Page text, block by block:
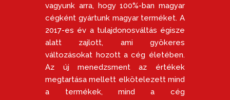
vagyunk arra, hogy 100%-ban magyar
cégként gyártunk magyar terméket. A
2017-es év a tulajdonosváltás égisze
alatt zajlott, ami gyökeres
változásokat hozott a cég életében.
Az új menedzsment az értékek
megtartása mellett elkötelezett mind
a termékek, mind a cég